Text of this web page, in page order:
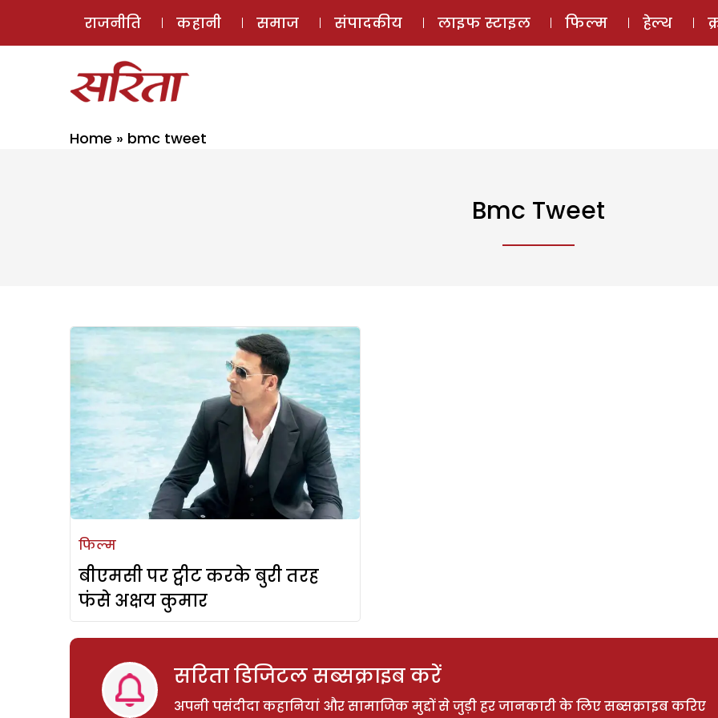
ई-मैगज़ीन
राजनीति कहानी समाज संपादकीय लाइफ स्टाइल फिल्म हेल्थ
Home » bmc tweet
Bmc Tweet
फिल्म
बीएमसी पर ट्वीट करके बुरी तरह
फंसे अक्षय कुमार
सरिता डिजिटल सब्सक्राइब करें
अपनी पसंदीदा कहानियां और सामाजिक मुद्दों से जुड़ी हर जानकारी के लिए सब्सक्राइब करिए